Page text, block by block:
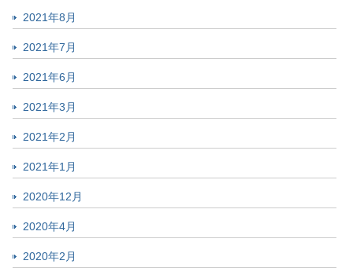
2021年8月
2021年7月
2021年6月
2021年3月
2021年2月
2021年1月
2020年12月
2020年4月
2020年2月